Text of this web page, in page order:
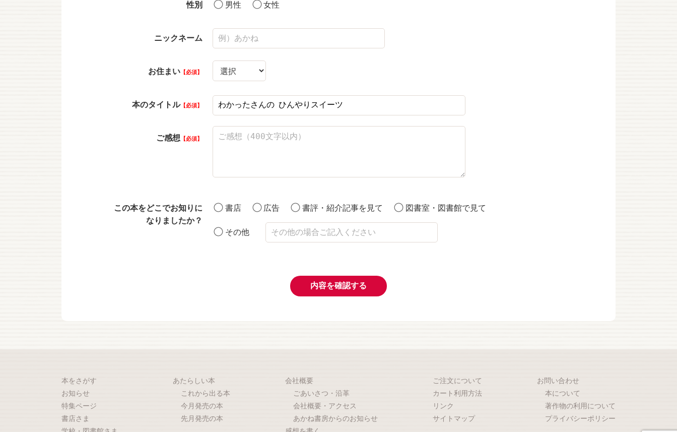
性別 男性 女性
ニックネーム
お住まい 必須
本のタイトル 必須
ご感想 必須
この本をどこでお知りに
なりましたか？
書店 広告 書評・紹介記事を見て 図書室・図書館で見て
その他
内容を確認する
本をさがす
お知らせ
特集ページ
書店さま
あたらしい本
これから出る本
今月発売の本
先月発売の本
会社概要
ごあいさつ・沿革
会社概要・アクセス
あかね書房からのお知らせ
ご注文について
カート利用方法
リンク
サイトマップ
お問い合わせ
本について
著作物の利用について
プライバシーポリシー